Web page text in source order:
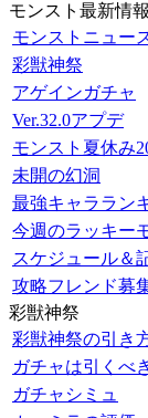
モンスト最新情報
モンストニュー
彩獣神祭
アゲインガチャ
Ver.32.0アプデ
モンスト夏休み
未開の幻洞
最強キャララン
今週のラッキー
スケジュール＆
攻略フレンド募
彩獣神祭
彩獣神祭の引き
ガチャは引くべ
ガチャシミュ